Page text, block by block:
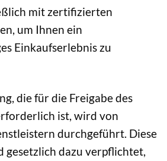
mit zertifizierten
um Ihnen ein
Einkaufserlebnis zu
die für die Freigabe des
ist, wird von
durchgeführt. Diese
gesetzlich dazu verpflichtet,